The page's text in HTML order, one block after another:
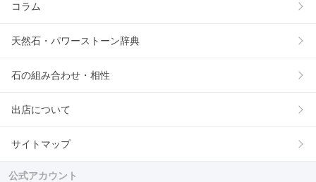
コラム
天然石・パワーストーン辞典
石の組み合わせ・相性
出店について
サイトマップ
公式アカウント